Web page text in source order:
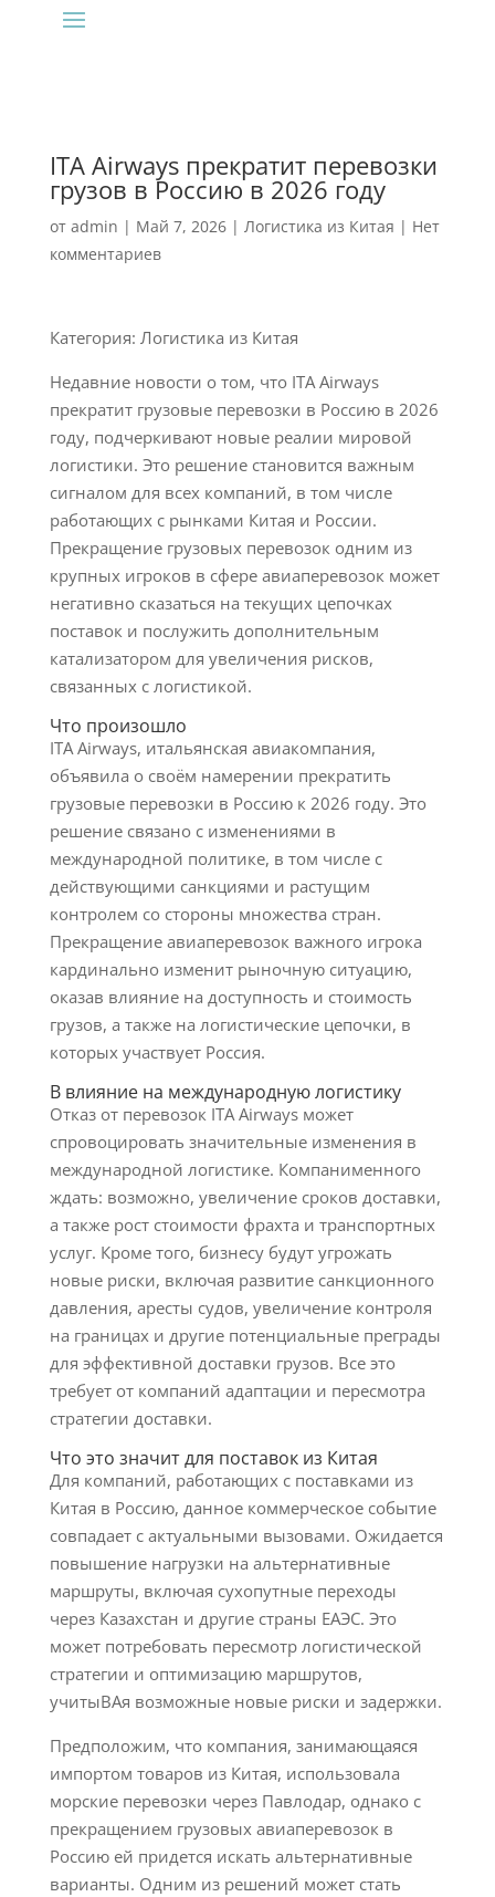
ITA Airways прекратит перевозки
грузов в Россию в 2026 году
от admin | Май 7, 2026| Логистика из Китая | Нет
комментариев
Категория: Логистика из Китая
Недавние новости о том, что ITA Airways
прекратит грузовые перевозки в Россию в 2026
году, подчеркивают новые реалии мировой
логистики. Это решение становится важным
сигналом для всех компаний, в том числе
работающих с рынками Китая и России.
Прекращение грузовых перевозок одним из
крупных игроков в сфере авиаперевозок может
негативно сказаться на текущих цепочках
поставок и послужить дополнительным
катализатором для увеличения рисков,
связанных с логистикой.
Что произошло
ITA Airways, итальянская авиакомпания,
объявила о своём намерении прекратить
грузовые перевозки в Россию к 2026 году. Это
решение связано с изменениями в
международной политике, в том числе с
действующими санкциями и растущим
контролем со стороны множества стран.
Прекращение авиаперевозок важного игрока
кардинально изменит рыночную ситуацию,
оказав влияние на доступность и стоимость
грузов, а также на логистические цепочки, в
которых участвует Россия.
В влияние на международную логистику
Отказ от перевозок ITA Airways может
спровоцировать значительные изменения в
международной логистике. Компанименного
ждать: возможно, увеличение сроков доставки,
а также рост стоимости фрахта и транспортных
услуг. Кроме того, бизнесу будут угрожать
новые риски, включая развитие санкционного
давления, аресты судов, увеличение контроля
на границах и другие потенциальные преграды
для эффективной доставки грузов. Все это
требует от компаний адаптации и пересмотра
стратегии доставки.
Что это значит для поставок из Китая
Для компаний, работающих с поставками из
Китая в Россию, данное коммерческое событие
совпадает с актуальными вызовами. Ожидается
повышение нагрузки на альтернативные
маршруты, включая сухопутные переходы
через Казахстан и другие страны ЕАЭС. Это
может потребовать пересмотр логистической
стратегии и оптимизацию маршрутов,
учитыВАя возможные новые риски и задержки.
Предположим, что компания, занимающаяся
импортом товаров из Китая, использовала
морские перевозки через Павлодар, однако с
прекращением грузовых авиаперевозок в
Россию ей придется искать альтернативные
варианты. Одним из решений может стать